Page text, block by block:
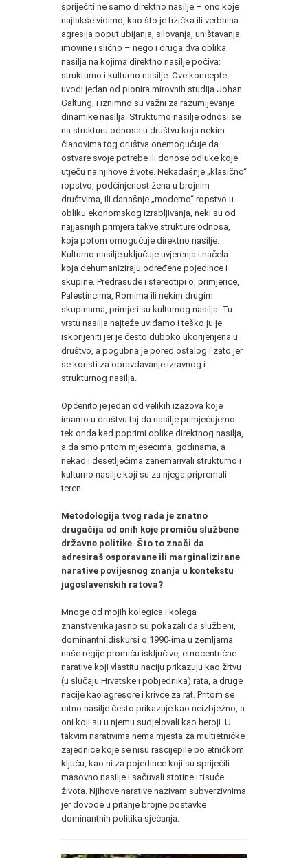
spriječiti ne samo direktno nasilje – ono koje
najlakše vidimo, kao što je fizička ili verbalna
agresija poput ubijanja, silovanja, uništavanja
imovine i slično – nego i druga dva oblika
nasilja na kojima direktno nasilje počiva:
strukturno i kulturno nasilje. Ove koncepte
uvodi jedan od pionira mirovnih studija Johan
Galtung, i iznimno su važni za razumijevanje
dinamike nasilja. Strukturno nasilje odnosi se
na strukturu odnosa u društvu koja nekim
članovima tog društva onemogućuje da
ostvare svoje potrebe ili donose odluke koje
utječu na njihove živote. Nekadašnje „klasično“
ropstvo, podčinjenost žena u brojnim
društvima, ili današnje „moderno“ ropstvo u
obliku ekonomskog izrabljivanja, neki su od
najjasnijih primjera takve strukture odnosa,
koja potom omogućuje direktno nasilje.
Kulturno nasilje uključuje uvjerenja i načela
koja dehumaniziraju određene pojedince i
skupine. Predrasude i stereotipi o, primjerice,
Palestincima, Romima ili nekim drugim
skupinama, primjeri su kulturnog nasilja. Tu
vrstu nasilja najteže uviđamo i teško ju je
iskorijeniti jer je često duboko ukorijenjena u
društvo, a pogubna je pored ostalog i zato jer
se koristi za opravdavanje izravnog i
strukturnog nasilja.
Općenito je jedan od velikih izazova koje
imamo u društvu taj da nasilje primjećujemo
tek onda kad poprimi oblike direktnog nasilja,
a da smo pritom mjesecima, godinama, a
nekad i desetljećima zanemarivali strukturno i
kulturno nasilje koji su za njega pripremali
teren.
Metodologija tvog rada je znatno
drugačija od onih koje promiču službene
državne politike. Što to znači da
adresiraš osporavane ili marginalizirane
narative povijesnog znanja u kontekstu
jugoslavenskih ratova?
Mnoge od mojih kolegica i kolega
znanstvenika jasno su pokazali da službeni,
dominantni diskursi o 1990-ima u zemljama
naše regije promiču isključive, etnocentrične
narative koji vlastitu naciju prikazuju kao žrtvu
(u slučaju Hrvatske i pobjednika) rata, a druge
nacije kao agresore i krivce za rat. Pritom se
ratno nasilje često prikazuje kao neizbježno, a
oni koji su u njemu sudjelovali kao heroji. U
takvim narativima nema mjesta za multietničke
zajednice koje se nisu rascijepile po etničkom
ključu, kao ni za pojedince koji su spriječili
masovno nasilje i sačuvali stotine i tisuće
života. Njihove narative nazivam subverzivnima
jer dovode u pitanje brojne postavke
dominantnih politika sjećanja.